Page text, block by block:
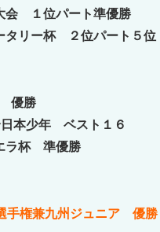
会 １位パート準優勝
タリー杯 ２位パート５位
優勝
日本少年 ベスト１６
ラ杯 準優勝
手権兼九州ジュニア 優勝